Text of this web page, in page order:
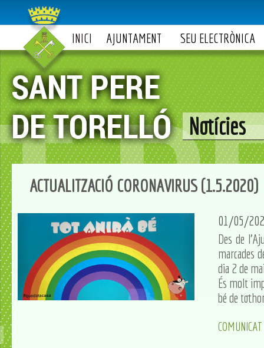
INICI AJUNTAMENT SEU ELECTRÒNICA
Notícies
ACTUALITZACIÓ CORONAVIRUS (1.5.2020)
01/05/
Des de
marcades
dia 2 de
És molt
bé de